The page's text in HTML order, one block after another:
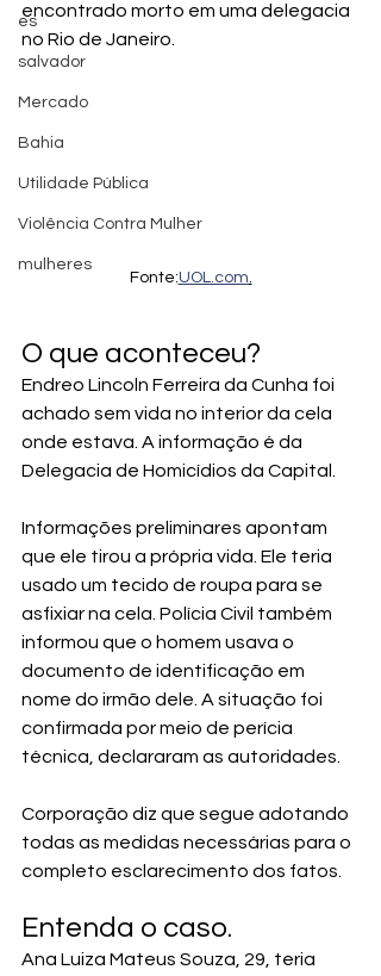
es
salvador
Mercado
Bahia
Utilidade Pública
Violência Contra Mulher
mulheres
encontrado morto em uma delegacia
no Rio de Janeiro.
Fonte:UOL.com
O que aconteceu?
Endreo Lincoln Ferreira da Cunha foi
achado sem vida no interior da cela
onde estava. A informação é da
Delegacia de Homicídios da Capital.
Informações preliminares apontam
que ele tirou a própria vida. Ele teria
usado um tecido de roupa para se
asfixiar na cela. Polícia Civil também
informou que o homem usava o
documento de identificação em
nome do irmão dele. A situação foi
confirmada por meio de perícia
técnica, declararam as autoridades.
Corporação diz que segue adotando
todas as medidas necessárias para o
completo esclarecimento dos fatos.
Entenda o caso.
Ana Luiza Mateus Souza, 29, teria